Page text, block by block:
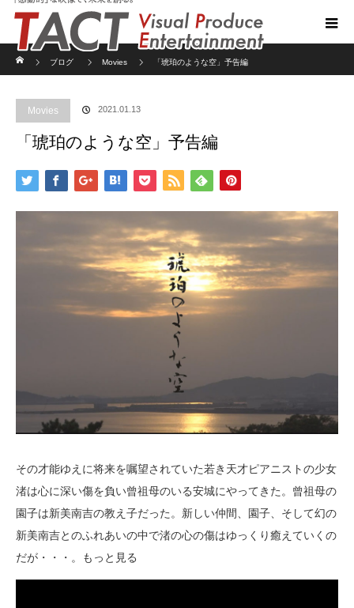
ホーム
ブログ
Movies 「琥珀のような空」予告編
Movies 2021.01.13
「琥珀のような空」予告編
その才能ゆえに将来を嘱望されていた若き天才ピアニストの少女
渚は心に深い傷を負い曾祖母のいる安城にやってきた。曾祖母の
園子は新美南吉の教え子だった。新しい仲間、園子、そして幻の
新美南吉とのふれあいの中で渚の心の傷はゆっくり癒えていくの
だが・・・。もっと見る